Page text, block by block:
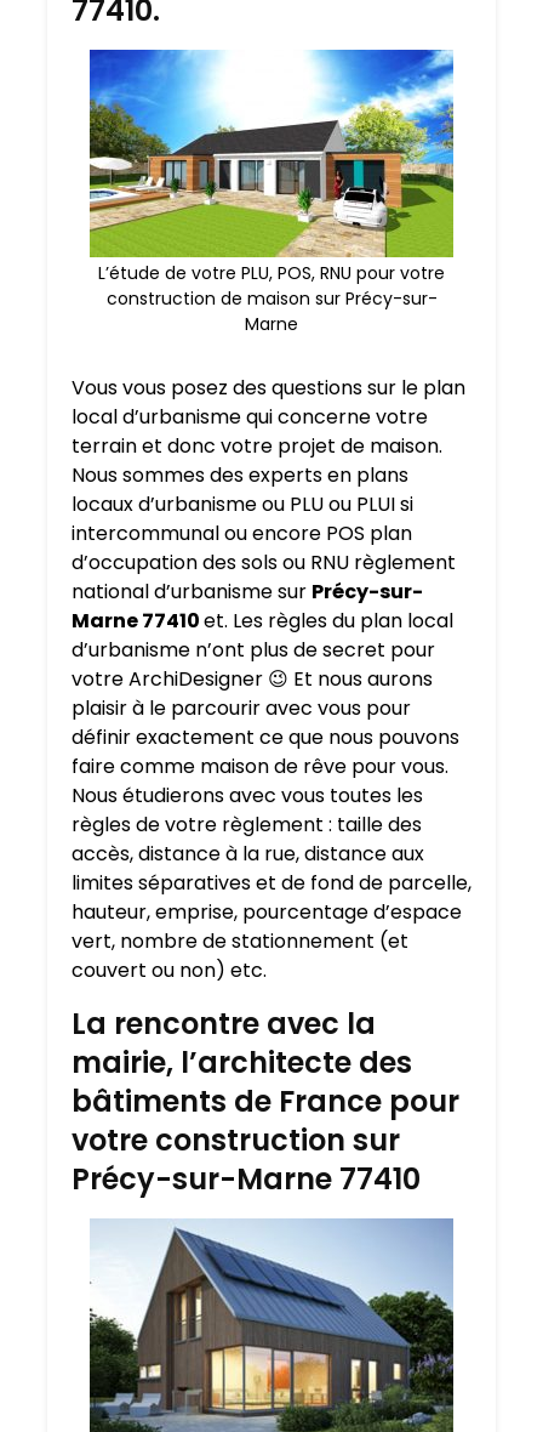
77410.
L’étude de votre PLU, POS, RNU pour votre
construction de maison sur Précy-sur-
Marne
Vous vous posez des questions sur le plan
local d’urbanisme qui concerne votre
terrain et donc votre projet de maison.
Nous sommes des experts en plans
locaux d’urbanisme ou PLU ou PLUI si
intercommunal ou encore POS plan
d’occupation des sols ou RNU règlement
national d’urbanisme sur Précy-sur-
Marne 77410et. Les règles du plan local
d’urbanisme n’ont plus de secret pour
votre ArchiDesigner 😉 Et nous aurons
plaisir à le parcourir avec vous pour
définir exactement ce que nous pouvons
faire comme maison de rêve pour vous.
Nous étudierons avec vous toutes les
règles de votre règlement : taille des
accès, distance à la rue, distance aux
limites séparatives et de fond de parcelle,
hauteur, emprise, pourcentage d’espace
vert, nombre de stationnement (et
couvert ou non) etc.
La rencontre avec la
mairie, l’architecte des
bâtiments de France pour
votre construction sur
Précy-sur-Marne 77410